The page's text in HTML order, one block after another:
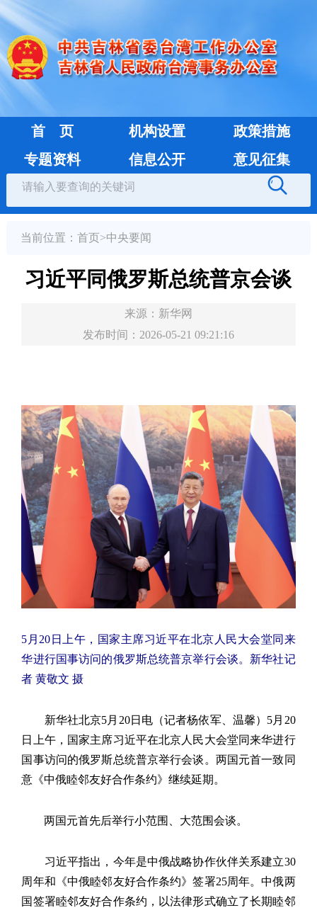
首 页 机构设置
政策措施
专题资料
信息公开 意见征集
当前位置： 首页>中央要闻
习近平同俄罗斯总统普京会谈
来源： 新华网
发布时间：2026-05-21 09:21:16
5月20日上午，国家主席习近平在北京人民大会堂同来
华进行国事访问的俄罗斯总统普京举行会谈。新华社记
者 黄敬文 摄
新华社北京5月20日电（记者杨依军、温馨）5月20
日上午，国家主席习近平在北京人民大会堂同来华进行
国事访问的俄罗斯总统普京举行会谈。两国元首一致同
意《中俄睦邻友好合作条约》继续延期。
两国元首先后举行小范围、大范围会谈。
习近平指出，今年是中俄战略协作伙伴关系建立30
周年和《中俄睦邻友好合作条约》签署25周年。中俄两
国签署睦邻友好合作条约，以法律形式确立了长期睦邻